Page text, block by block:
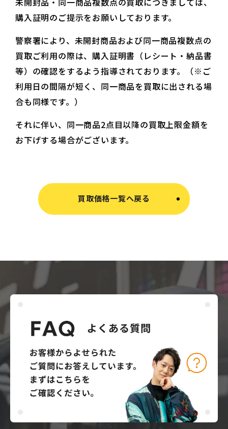
購入証明のご提示をお願いしております。
警察署により、未開封商品および同一商品複数点の
買取ご利用の際は、購入証明書（レシート・納品書
等）の確認をするよう指導されております。（※ご
利用日の間隔が短く、同一商品を買取に出される場
合も同様です。）
それに伴い、同一商品2点目以降の買取上限金額を
お下げする場合がございます。
買取価格一覧へ戻る